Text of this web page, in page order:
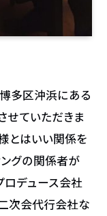
多区沖浜にある
せていただきま
とはいい関係を
グの関係者が
デュース会社
次会代行会社な